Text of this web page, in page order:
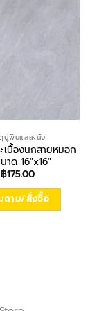
ปูพื้นและผนัง
เบื้องนกสายหมอก
าด 16″x16″
฿175.00
ถาม/สั่งซื้อ